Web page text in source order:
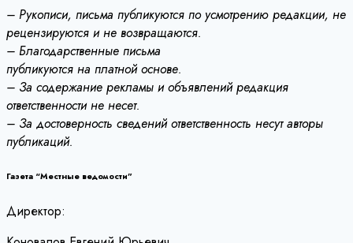
– Рукописи, письма публикуются по усмотрению редакции, не
рецензируются и не возвращаются.
– Благодарственные письма
публикуются на платной основе.
– За содержание рекламы и объявлений редакция
ответственности не несет.
– За достоверность сведений ответственность несут авторы
публикаций.
Газета “Местные ведомости”
Директор: